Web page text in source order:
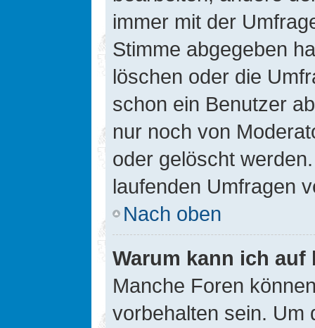
immer mit der
Stimme abgegeben
löschen oder die
schon ein Benutzer
nur noch von
oder gelöscht
laufenden Umfragen
Nach oben
Warum kann ich
Manche Foren
vorbehalten sein. Um